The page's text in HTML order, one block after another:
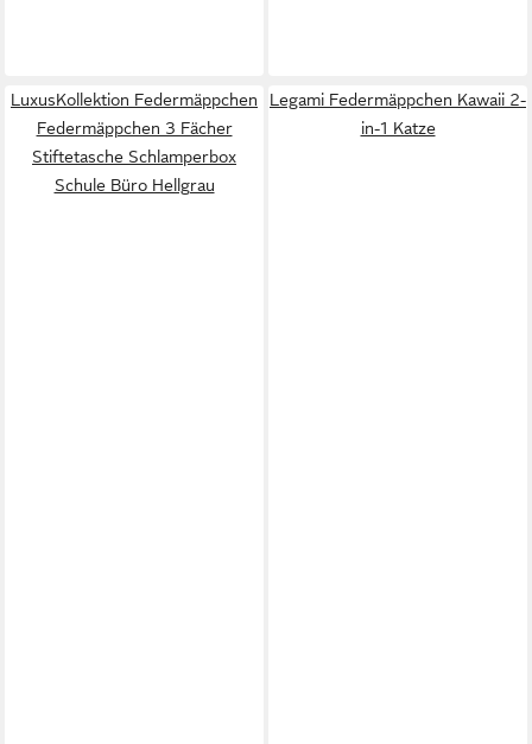
LuxusKollektion Federmäppchen
Federmäppchen 3 Fächer
Stiftetasche Schlamperbox
Schule Büro Hellgrau
Legami Federmäppchen Kawaii 2-
in-1 Katze